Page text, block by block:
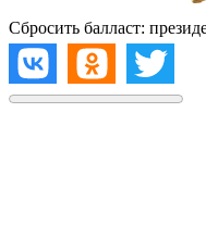
Сбросить балласт: